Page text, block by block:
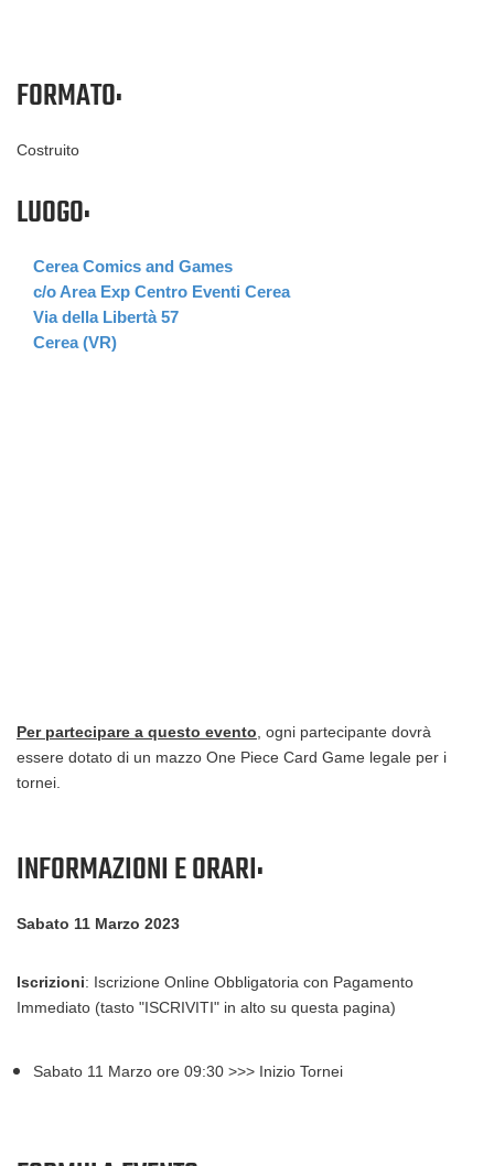
FORMATO:
Costruito
LUOGO:
Cerea Comics and Games
c/o Area Exp Centro Eventi Cerea
Via della Libertà 57
Cerea (VR)
Per partecipare a questo evento, ogni partecipante dovrà
essere dotato di un mazzo One Piece Card Game legale per i
tornei.
INFORMAZIONI E ORARI:
Sabato 11 Marzo 2023
Iscrizioni: Iscrizione Online Obbligatoria con Pagamento
Immediato (tasto "ISCRIVITI" in alto su questa pagina)
Sabato 11 Marzo ore 09:30 >>> Inizio Tornei